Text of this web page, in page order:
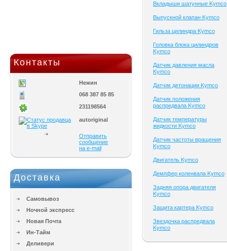
Контакты
Нежин
068 387 85 85
231198564
autoriginal
Отправить
сообщение
на e-mail
Доставка
Самовывоз
Ночной экспресс
Новая Почта
Ин-Тайм
Деливери
Вкладыши шатунные Kymco
Выпускной клапан Kymco
Гильза цилиндра Kymco
Головка блока цилиндров
Kymco
Датчик давления масла
Kymco
Датчик детонации Kymco
Датчик положения
распредвала Kymco
Датчик температуры
жидкости Kymco
Датчик частоты вращения
Kymco
Двигатель Kymco
Демпфер коленвала Kymco
Задняя опора двигателя
Kymco
Защита картера Kymco
Звездочка распредвала
Kymco